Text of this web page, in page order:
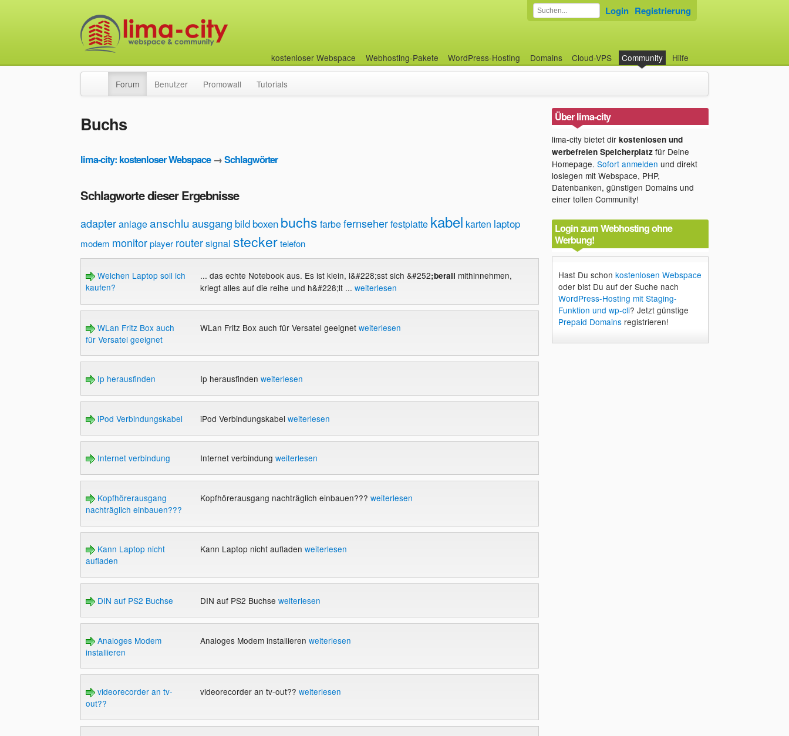
kostenloser Webspace Webhosting-Pakete WordPress-Hosting Domains Cloud-VPS Community Hilfe
Login Registrierung
Forum Benutzer Promowall Tutorials
Buchs
lima-city: kostenloser Webspace→Schlagwörter
Schlagworte dieser Ergebnisse
adapteranlageanschluausgang bild boxen buchs farbefernseherfestplatte kabel karten laptop
modem monitorplayer routersignal steckertelefon
Welchen Laptop soll ich
kaufen?
... das echte Notebook aus. Es ist klein, l&#228;sst sich &#252;berall mithinnehmen,
kriegt alles auf die reihe und h&#228;lt ... weiterlesen
WLan Fritz Box auch
für Versatel geeignet
WLan Fritz Box auch für Versatel geeignet weiterlesen
Ip herausfinden Ip herausfinden weiterlesen
iPod Verbindungskabel iPod Verbindungskabel weiterlesen
Internet verbindung Internet verbindung weiterlesen
Kopfhörerausgang
nachträglich einbauen???
Kopfhörerausgang nachträglich einbauen??? weiterlesen
Kann Laptop nicht
aufladen
Kann Laptop nicht aufladen weiterlesen
DIN auf PS2 Buchse DIN auf PS2 Buchse weiterlesen
Analoges Modem
installieren
Analoges Modem installieren weiterlesen
videorecorder an tv-
out??
videorecorder an tv-out?? weiterlesen
Über lima-city
lima-city bietet dir kostenlosen und
werbefreien Speicherplatzfür Deine
Homepage. Sofort anmelden und direkt
loslegen mit Webspace, PHP,
Datenbanken, günstigen Domains und
einer tollen Community!
Login zum Webhosting ohne
Werbung!
Hast Du schon kostenlosen Webspace
oder bist Du auf der Suche nach
WordPress-Hosting mit Staging-
Funktion und wp-cli? Jetzt günstige
Prepaid Domainsregistrieren!